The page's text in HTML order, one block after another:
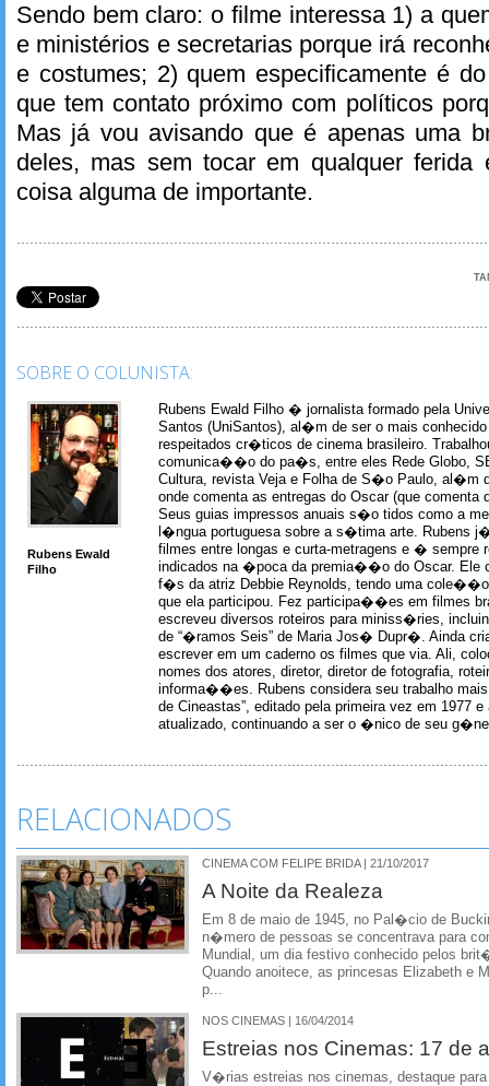
Sendo bem claro: o filme interessa 1) a
e ministérios e secretarias porque irá
e costumes; 2) quem especificamente é
que tem contato próximo com políticos
Mas já vou avisando que é apenas uma
deles, mas sem tocar em qualquer
coisa alguma de importante.
SOBRE O COLUNISTA:
Rubens Ewald
Filho
Rubens Ewald Filho � jornalista formado pela
Santos (UniSantos), al�m de ser o mais
respeitados cr�ticos de cinema brasileiro.
comunica��o do pa�s, entre eles Rede Globo,
Cultura, revista Veja e Folha de S�o Paulo, al�m
onde comenta as entregas do Oscar (que comenta
Seus guias impressos anuais s�o tidos como a
l�ngua portuguesa sobre a s�tima arte. Rubens
filmes entre longas e curta-metragens e � sempre
indicados na �poca da premia��o do Oscar. Ele
f�s da atriz Debbie Reynolds, tendo uma
que ela participou. Fez participa��es em filmes
escreveu diversos roteiros para miniss�ries,
de “�ramos Seis” de Maria Jos� Dupr�. Ainda
escrever em um caderno os filmes que via. Ali,
nomes dos atores, diretor, diretor de fotografia,
informa��es. Rubens considera seu trabalho
de Cineastas”, editado pela primeira vez em 1977 e
atualizado, continuando a ser o �nico de seu
RELACIONADOS
CINEMA COM FELIPE BRIDA | 21/10/2017
A Noite da Realeza
Em 8 de maio de 1945, no Pal�cio de
n�mero de pessoas se concentrava para
Mundial, um dia festivo conhecido pelos
Quando anoitece, as princesas Elizabeth e
p...
NOS CINEMAS | 16/04/2014
Estreias nos Cinemas: 17 de
V�rias estreias nos cinemas, destaque